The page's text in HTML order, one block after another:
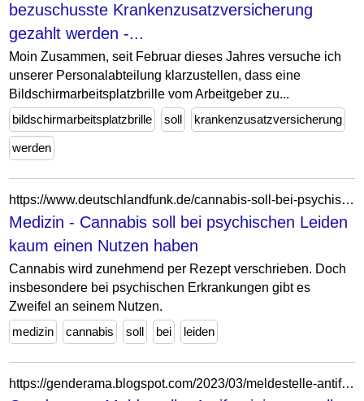
bezuschusste Krankenzusatzversicherung
gezahlt werden -...
Moin Zusammen, seit Februar dieses Jahres versuche ich
unserer Personalabteilung klarzustellen, dass eine
Bildschirmarbeitsplatzbrille vom Arbeitgeber zu...
bildschirmarbeitsplatzbrille
soll krankenzusatzversicherung
werden
https://www.deutschlandfunk.de/cannabis-soll-bei-psychischen-leiden-kaum-einen-nutzen-haben-102.html
Medizin - Cannabis soll bei psychischen Leiden
kaum einen Nutzen haben
Cannabis wird zunehmend per Rezept verschrieben. Doch
insbesondere bei psychischen Erkrankungen gibt es
Zweifel an seinem Nutzen.
medizin
cannabis soll bei leiden
https://genderama.blogspot.com/2023/03/meldestelle-antifeminismus-soll.html